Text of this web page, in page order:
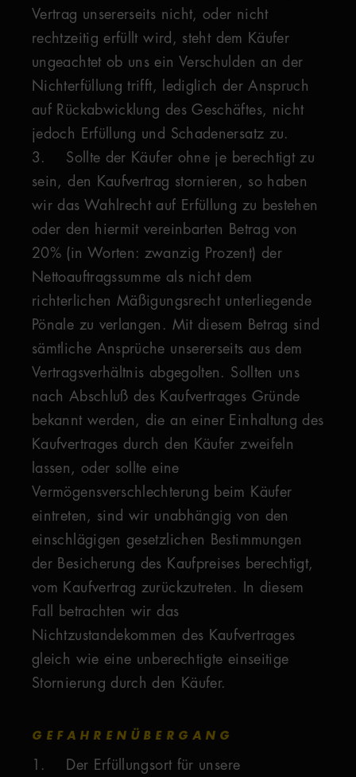
Vertrag unsererseits nicht, oder nicht
rechtzeitig erfüllt wird, steht dem Käufer
ungeachtet ob uns ein Verschulden an der
Nichterfüllung trifft, lediglich der Anspruch
auf Rückabwicklung des Geschäftes, nicht
jedoch Erfüllung und Schadenersatz zu.
3. Sollte der Käufer ohne je berechtigt zu
sein, den Kaufvertrag stornieren, so haben
wir das Wahlrecht auf Erfüllung zu bestehen
oder den hiermit vereinbarten Betrag von
20% (in Worten: zwanzig Prozent) der
Nettoauftragssumme als nicht dem
richterlichen Mäßigungsrecht unterliegende
Pönale zu verlangen. Mit diesem Betrag sind
sämtliche Ansprüche unsererseits aus dem
Vertragsverhältnis abgegolten. Sollten uns
nach Abschluß des Kaufvertrages Gründe
bekannt werden, die an einer Einhaltung des
Kaufvertrages durch den Käufer zweifeln
lassen, oder sollte eine
Vermögensverschlechterung beim Käufer
eintreten, sind wir unabhängig von den
einschlägigen gesetzlichen Bestimmungen
der Besicherung des Kaufpreises berechtigt,
vom Kaufvertrag zurückzutreten. In diesem
Fall betrachten wir das
Nichtzustandekommen des Kaufvertrages
gleich wie eine unberechtigte einseitige
Stornierung durch den Käufer.
GEFAHRENÜBERGANG
1. Der Erfüllungsort für unsere